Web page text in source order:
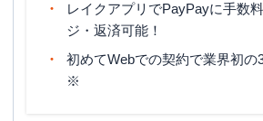
レイクアプリでPayPayに手数
ジ・返済可能！
初めてWebでの契約で業界初の
※